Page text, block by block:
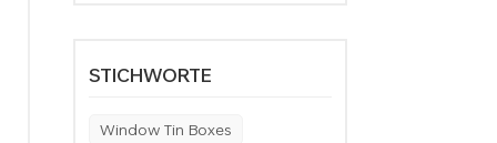
STICHWORTE
Window Tin Boxes